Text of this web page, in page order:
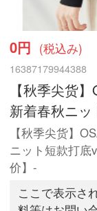
0円 (税込み)
16387179944388
【秋季尖货
新着春秋ニ
【秋季尖货】
ニット短款打底
价】-
ここで表示さ